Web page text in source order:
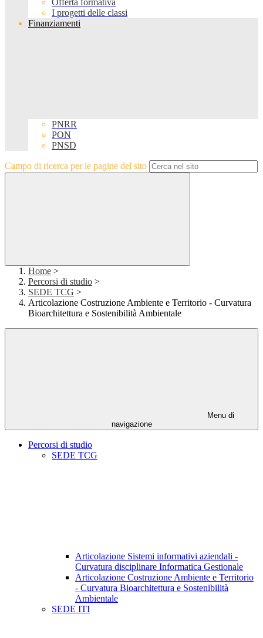
Offerta formativa
I progetti delle classi
Finanziamenti
PNRR
PON
PNSD
Campo di ricerca per le pagine del sito
Home >
Percorsi di studio >
SEDE TCG >
Articolazione Costruzione Ambiente e Territorio - Curvatura
Bioarchitettura e Sostenibilità Ambientale
Menu di
navigazione
Percorsi di studio
SEDE TCG
Articolazione Sistemi informativi aziendali -
Curvatura disciplinare Informatica Gestionale
Articolazione Costruzione Ambiente e Territorio
- Curvatura Bioarchitettura e Sostenibilità
Ambientale
SEDE ITI